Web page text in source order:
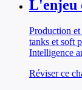
L'enjeu
Production
tanks et soft
Intelligence
Réviser ce